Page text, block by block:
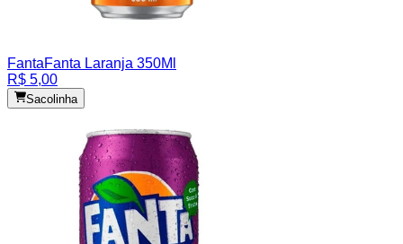
FantaFanta Laranja 350Ml
R$ 5,00
Sacolinha